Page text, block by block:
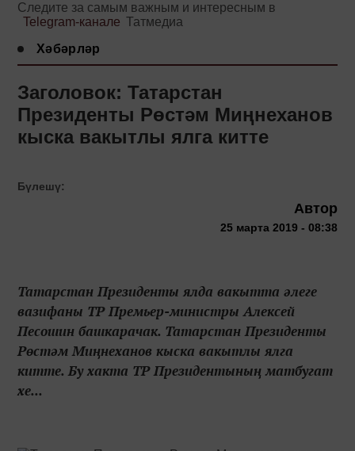
Следите за самым важным и интересным в
Telegram-канале Татмедиа
Хәбәрләр
Заголовок: Татарстан
Президенты Рөстәм Миңнеханов
кыска вакытлы ялга китте
Бүлешү:
Автор
25 марта 2019 - 08:38
Татарстан Президенты ялда вакытта әлеге
вазифаны ТР Премьер-министры Алексей
Песошин башкарачак. Татарстан Президенты
Рөстәм Миңнеханов кыска вакытлы ялга
китте. Бу хакта ТР Президентының матбугат
хе...